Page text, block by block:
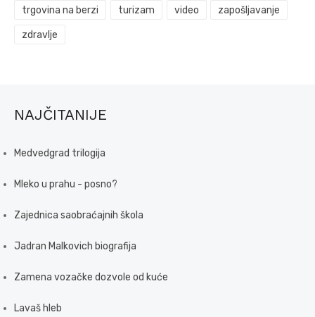
trgovina na berzi turizam video zapošljavanje
zdravlje
NAJČITANIJE
Medvedgrad trilogija
Mleko u prahu - posno?
Zajednica saobraćajnih škola
Jadran Malkovich biografija
Zamena vozačke dozvole od kuće
Lavaš hleb